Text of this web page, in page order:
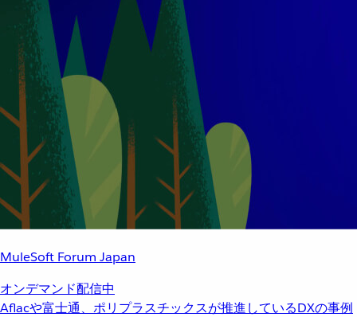
MuleSoft Forum Japan
オンデマンド配信中
Aflacや富士通、ポリプラスチックスが推進しているDXの事例